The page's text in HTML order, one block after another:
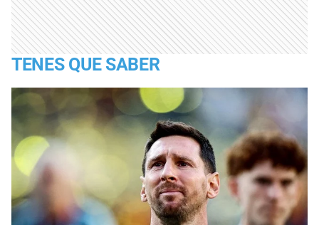
TENES QUE SABER